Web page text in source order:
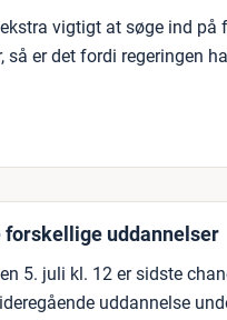
vigtigt at søge ind på
så er det fordi regeringen
forskellige uddannelser
5. juli kl. 12 er sidste
uddannelse